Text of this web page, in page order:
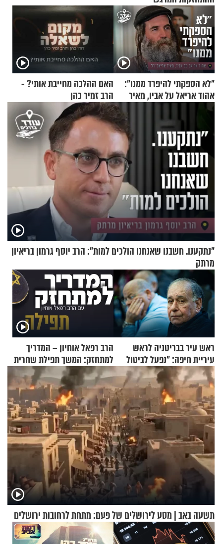
"לא הספקתי להיפרד ממנו":
אהוד אריאל על אביו, מאיר
אריאל ז"ל
האם ההלכה מחייבת אותי? -
הרב זמיר כהן
"נתקענו. חשבנו שאנחנו הולכים למות": הרב יוסף גרמון בריאיון
מרתק
ראש עיר בבריטניה לראש
עיריית חיפה: ״נפעל לביטול
ברית הערים התאומות״
הרב רפאל אוחיון – המדריך
למתחזק: המשך תפילת שחרית
מאשרי ועד עלינו
תשעה באב | מסע לירושלים של פעם: מתחת לרחובות ירושלים